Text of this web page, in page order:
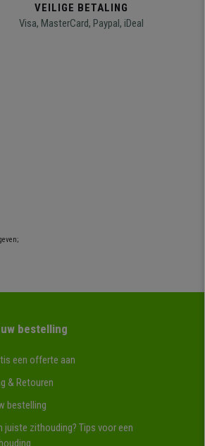
VEILIGE BETALING
Visa, MasterCard, Paypal, iDeal
bestelling
een offerte aan
& Retouren
bestelling
juiste zithouding? Tips voor een